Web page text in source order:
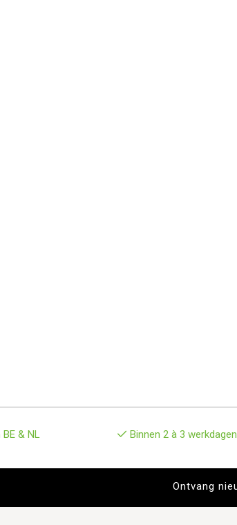
& NL Binnen 2 à 3